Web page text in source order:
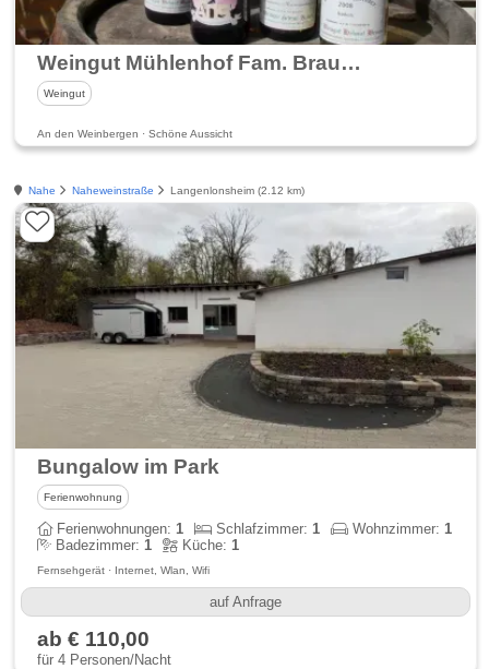
Weingut Mühlenhof Fam. Braun Weinland Nahe
Weingut
An den Weinbergen · Schöne Aussicht
Nahe Naheweinstraße Langenlonsheim (2.12 km)
Bungalow im Park
Ferienwohnung
Ferienwohnungen:1 Schlafzimmer:1 Wohnzimmer:1
Badezimmer:1 Küche:1
Fernsehgerät · Internet, Wlan, Wifi
auf Anfrage
ab € 110,00
für 4 Personen/Nacht